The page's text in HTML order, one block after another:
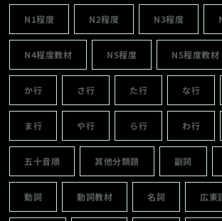
N1程度 N2程度 N3程度
N4程度教材 N5程度 N5程度教材
か行 さ行 た行 な行
ま行 や行 ら行 わ行
五十音順 其他分類題 副詞
動詞 動詞教材 名詞 広東